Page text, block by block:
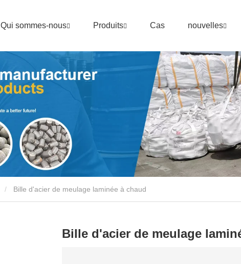
Qui sommes-nous Produits Cas nouvelles
Bille d'acier de meulage laminée à chaud
Bille d'acier de meulage